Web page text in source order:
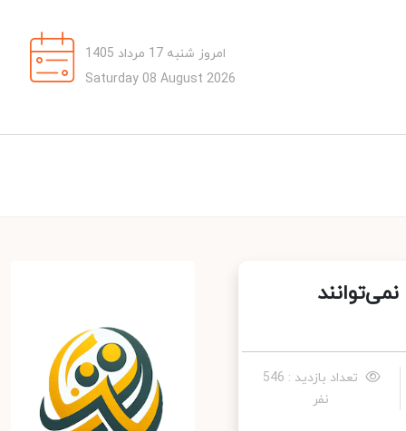
امروز شنبه 17 مرداد 1405
Saturday 08 August 2026
تعداد بازدید : 546
نفر